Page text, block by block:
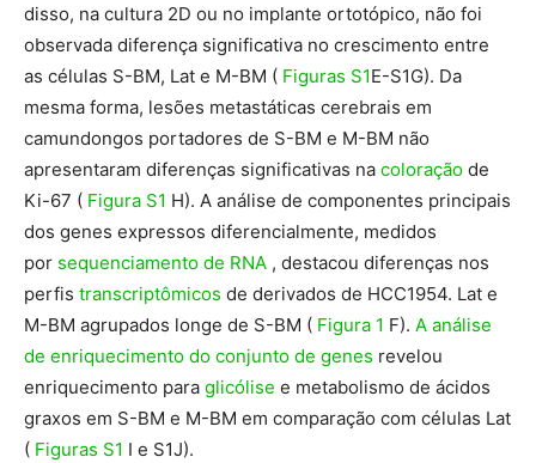
disso, na cultura 2D ou no implante ortotópico, não foi
observada diferença significativa no crescimento entre
as células S-BM, Lat e M-BM ( Figuras S1E-S1G). Da
mesma forma, lesões metastáticas cerebrais em
camundongos portadores de S-BM e M-BM não
apresentaram diferenças significativas na coloração de
Ki-67 ( Figura S1 H). A análise de componentes principais
dos genes expressos diferencialmente, medidos
por sequenciamento de RNA , destacou diferenças nos
perfis transcriptômicos de derivados de HCC1954. Lat e
M-BM agrupados longe de S-BM ( Figura 1 F). A análise
de enriquecimento do conjunto de genes revelou
enriquecimento para glicólise e metabolismo de ácidos
graxos em S-BM e M-BM em comparação com células Lat
( Figuras S1 I e S1J).